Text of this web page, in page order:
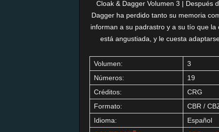
Cloak & Dagger Volumen 3 | Después
Dagger ha perdido tanto su memoria
informan a su padrastro y a su tío que
está angustiada, y le cuesta
Volumen:
3
Números:
19
Créditos:
CRG
Formato:
CBR /
Idioma:
Español